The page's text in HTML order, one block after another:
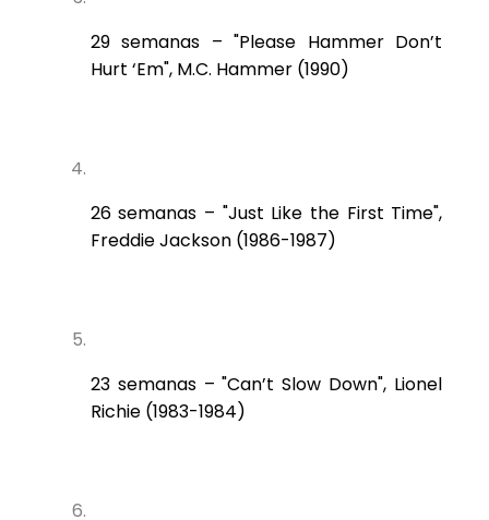
29 semanas – "Please Hammer Don’t
Hurt ‘Em", M.C. Hammer (1990)
26 semanas – "Just Like the First Time",
Freddie Jackson (1986-1987)
23 semanas – "Can’t Slow Down", Lionel
Richie (1983-1984)